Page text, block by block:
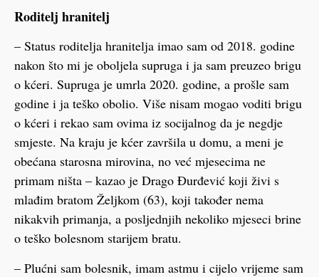
Roditelj hranitelj
– Status roditelja hranitelja imao sam od 2018. godine
nakon što mi je oboljela supruga i ja sam preuzeo brigu
o kćeri. Supruga je umrla 2020. godine, a prošle sam
godine i ja teško obolio. Više nisam mogao voditi brigu
o kćeri i rekao sam ovima iz socijalnog da je negdje
smjeste. Na kraju je kćer završila u domu, a meni je
obećana starosna mirovina, no već mjesecima ne
primam ništa – kazao je Drago Đurđević koji živi s
mlađim bratom Željkom (63), koji također nema
nikakvih primanja, a posljednjih nekoliko mjeseci brine
o teško bolesnom starijem bratu.
– Plućni sam bolesnik, imam astmu i cijelo vrijeme sam